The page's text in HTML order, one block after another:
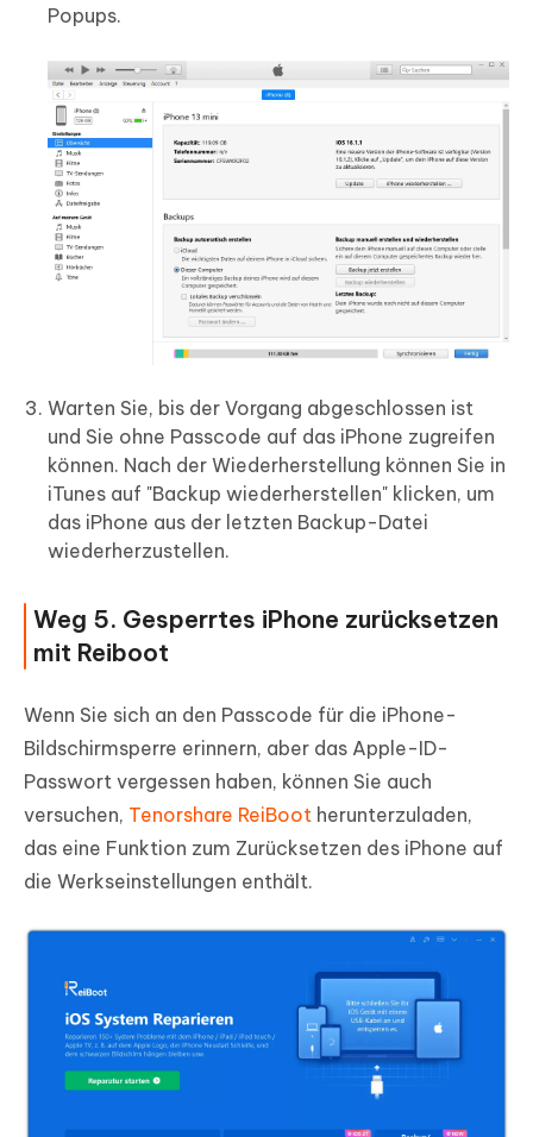
Popups.
Warten Sie, bis der Vorgang abgeschlossen ist
und Sie ohne Passcode auf das iPhone zugreifen
können. Nach der Wiederherstellung können Sie in
iTunes auf "Backup wiederherstellen" klicken, um
das iPhone aus der letzten Backup-Datei
wiederherzustellen.
Weg 5. Gesperrtes iPhone zurücksetzen
mit Reiboot
Wenn Sie sich an den Passcode für die iPhone-
Bildschirmsperre erinnern, aber das Apple-ID-
Passwort vergessen haben, können Sie auch
versuchen, Tenorshare ReiBoot herunterzuladen,
das eine Funktion zum Zurücksetzen des iPhone auf
die Werkseinstellungen enthält.